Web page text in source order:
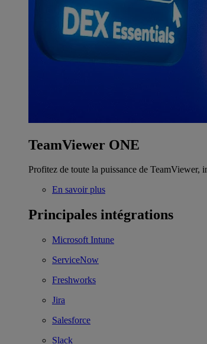
TeamViewer ONE
Profitez de toute la puissance de TeamViewer,
En savoir plus
Principales intégrations
Microsoft Intune
ServiceNow
Freshworks
Jira
Salesforce
Slack